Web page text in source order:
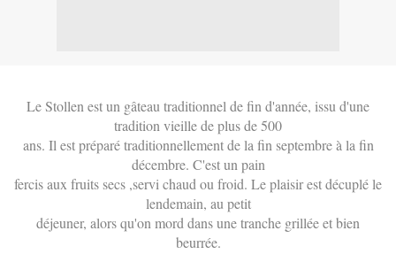
Le Stollen est un gâteau traditionnel de fin d'année, issu d'une
tradition vieille de plus de 500
ans. Il est préparé traditionnellement de la fin septembre à la fin
décembre. C'est un pain
fercis aux fruits secs ,servi chaud ou froid. Le plaisir est décuplé le
lendemain, au petit
déjeuner, alors qu'on mord dans une tranche grillée et bien
beurrée.